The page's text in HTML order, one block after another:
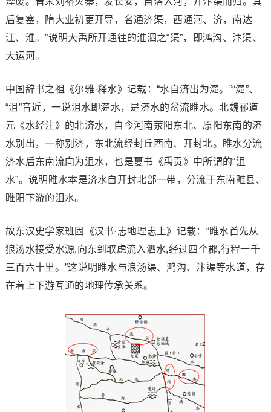
后复塞，隋大业初更开导，名通济渠，西通河、济，南达
江、淮。”说明大禹所开通往的淮泗之“渠”，即鸿沟、汴渠、
大运河。
中国辞书之祖《尔雅·释水》记载：“水自济出为濋。”“濋”、
“沮”音近，一说沮水即濋水，是济水的岔流睢水。北魏郦道
元《水经注》的北济水，自今河南荥阳东北、原阳东南的济
水别出，一称别济，东北流经封丘西南、开封北。睢水分流
济水后东南流向为沮水，也是夏书《禹贡》中所谓的“沮
水”。说明睢水本是济水自开封北部一带，分流于东南睢县、
睢阳下游的沮水。
故东汉史学家班固《汉书·志地理志上》记载：“睢水首先从
狼汤水接受水源,向东到取虑流入泗水,经过四个郡,行程一千
三百六十里。”这说明睢水与浪汤渠、鸿沟、汴渠等水道，存
在着上下游互通的地理传承关系。